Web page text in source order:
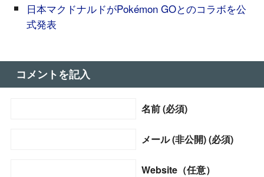
日本マクドナルドがPokémon GOとのコラボを公
式発表
コメントを記入
名前 (必須)
メール (非公開) (必須)
Website（任意）